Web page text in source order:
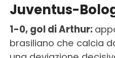
Juventus-
1-0, gol di Arthur:
brasiliano che calcia